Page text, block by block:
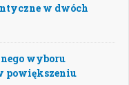
w dwóch
wyboru
powiększeniu